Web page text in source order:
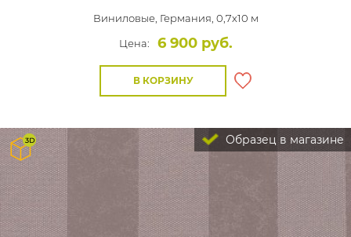
Виниловые, Германия, 0,7x10 м
Цена:
6 900 руб.
В КОРЗИНУ
Образец в магазине